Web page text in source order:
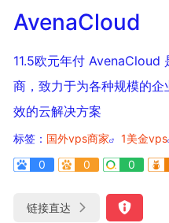
AvenaCloud
11.5欧元年付 AvenaCloud
商，致力于为各种规模的
效的云解决方案
标签： 国外vps商家 1美金vps
0
0 0
链接直达